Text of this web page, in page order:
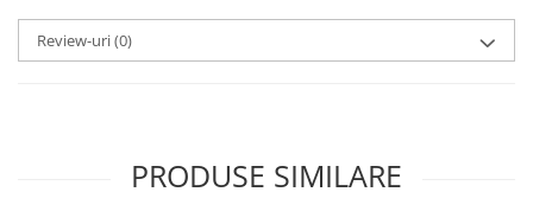
Review-uri(0)
PRODUSE SIMILARE